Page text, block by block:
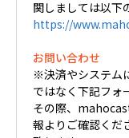
関しましては以下
https://
お問い合わせ
※決済やシステム
ではなく下記フォ
その際、
報よりご確認くだ